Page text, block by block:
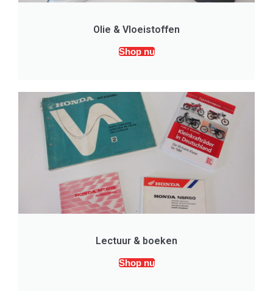
Olie & Vloeistoffen
Shop nu
Lectuur & boeken
Shop nu